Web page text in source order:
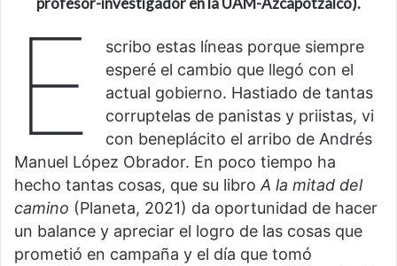
E
scribo estas líneas porque siempre
esperé el cambio que llegó con el
actual gobierno. Hastiado de tantas
corruptelas de panistas y priistas, vi
con beneplácito el arribo de Andrés
Manuel López Obrador. En poco tiempo ha
hecho tantas cosas, que su libro A la mitad del
camino (Planeta, 2021) da oportunidad de hacer
un balance y apreciar el logro de las cosas que
prometió en campaña y el día que tomó